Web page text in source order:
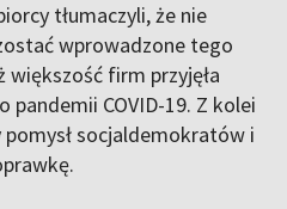
tłumaczyli, że nie
wprowadzone tego
większość firm przyjęła
pandemii COVID-19. Z kolei
socjaldemokratów i